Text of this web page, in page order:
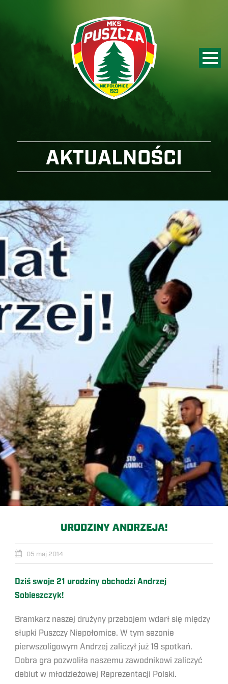
AKTUALNOŚCI
URODZINY ANDRZEJA!
05 maj 2014
Dziś swoje 21 urodziny obchodzi Andrzej
Sobieszczyk!
Bramkarz naszej drużyny przebojem wdarł się między
słupki Puszczy Niepołomice. W tym sezonie
pierwszoligowym Andrzej zaliczył już 19 spotkań.
Dobra gra pozwoliła naszemu zawodnikowi zaliczyć
debiut w młodzieżowej Reprezentacji Polski.